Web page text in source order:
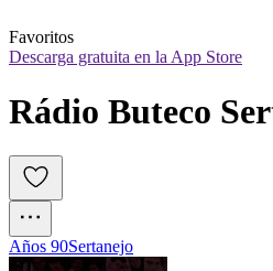
Favoritos
Descarga gratuita en la App Store
Rádio Buteco
Años 90Sertanejo